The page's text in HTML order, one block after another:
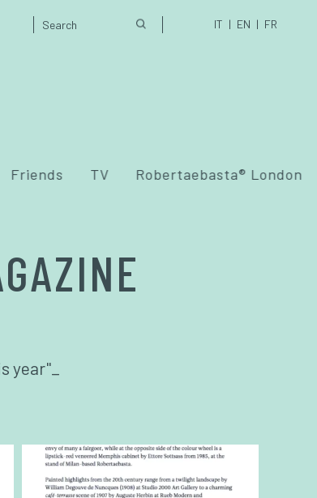
IT EN FR
Friends TV Robertaebasta® London
year"_